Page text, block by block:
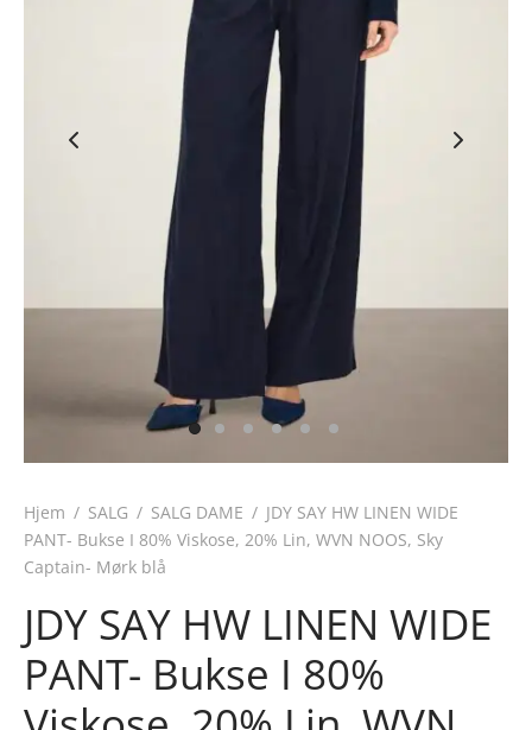
Hjem / SALG / SALG DAME / JDY SAY HW LINEN WIDE
PANT- Bukse I 80% Viskose, 20% Lin, WVN NOOS, Sky
Captain- Mørk blå
JDY SAY HW LINEN WIDE
PANT- Bukse I 80%